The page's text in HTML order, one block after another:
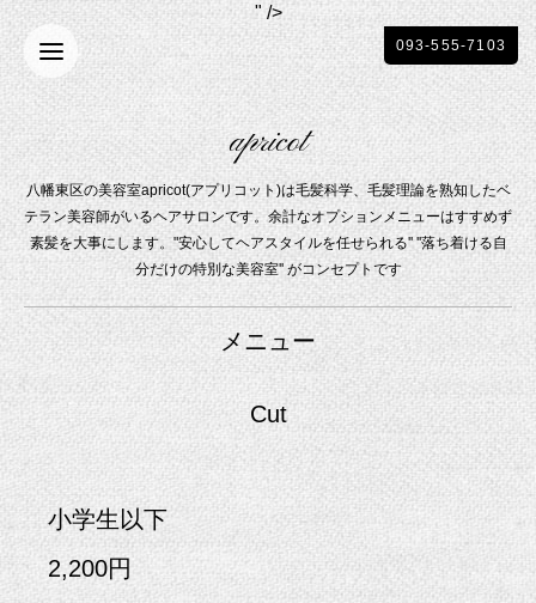
" />
apricot
八幡東区の美容室apricot(アプリコット)は毛髪科学、毛髪理論を熟知したベ
テラン美容師がいるヘアサロンです。余計なオプションメニューはすすめず
素髪を大事にします。"安心してヘアスタイルを任せられる'' ''落ち着ける自
分だけの特別な美容室'' がコンセプトです
093-555-7103
メニュー
Cut
小学生以下
2,200円